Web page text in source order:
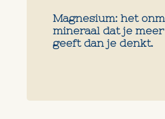
Magnesium: het
mineraal dat je
geeft dan je denkt.